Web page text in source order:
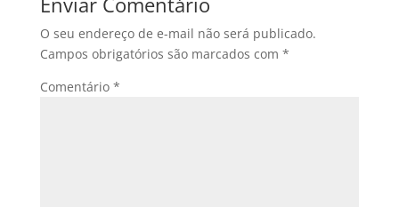
O seu endereço de e-mail não será publicado.
Campos obrigatórios são marcados com *
Comentário *